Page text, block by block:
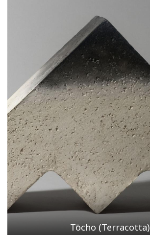
Tōcho (Terracotta)